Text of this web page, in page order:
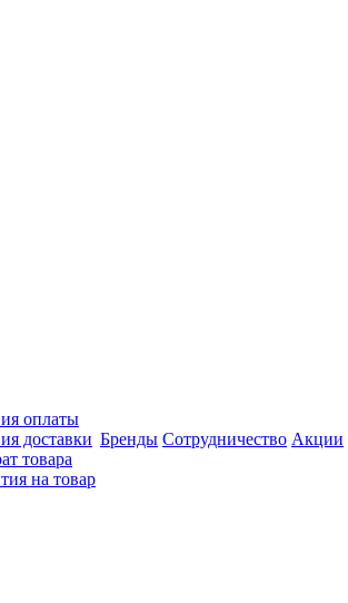
оплаты
доставки
товара
на товар
Бренды Сотрудничество Акции